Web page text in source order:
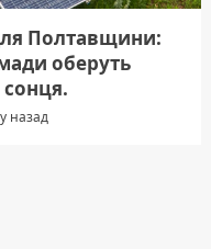
Полтавщини:
оберуть
сонця.
назад